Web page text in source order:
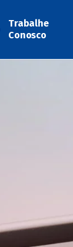
Trabalhe
Conosco